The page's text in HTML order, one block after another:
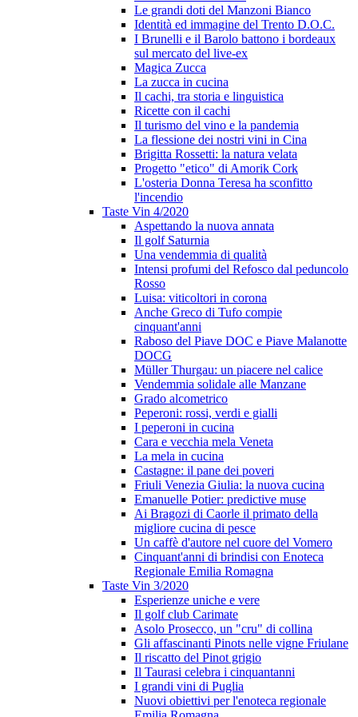
Le grandi doti del Manzoni Bianco
Identità ed immagine del Trento D.O.C.
I Brunelli e il Barolo battono i bordeaux
sul mercato del live-ex
Magica Zucca
La zucca in cucina
Il cachi, tra storia e linguistica
Ricette con il cachi
Il turismo del vino e la pandemia
La flessione dei nostri vini in Cina
Brigitta Rossetti: la natura velata
Progetto "etico" di Amorik Cork
L'osteria Donna Teresa ha sconfitto
l'incendio
Taste Vin 4/2020
Aspettando la nuova annata
Il golf Saturnia
Una vendemmia di qualità
Intensi profumi del Refosco dal peduncolo
Rosso
Luisa: viticoltori in corona
Anche Greco di Tufo compie
cinquant'anni
Raboso del Piave DOC e Piave Malanotte
DOCG
Müller Thurgau: un piacere nel calice
Vendemmia solidale alle Manzane
Grado alcometrico
Peperoni: rossi, verdi e gialli
I peperoni in cucina
Cara e vecchia mela Veneta
La mela in cucina
Castagne: il pane dei poveri
Friuli Venezia Giulia: la nuova cucina
Emanuelle Potier: predictive muse
Ai Bragozi di Caorle il primato della
migliore cucina di pesce
Un caffè d'autore nel cuore del Vomero
Cinquant'anni di brindisi con Enoteca
Regionale Emilia Romagna
Taste Vin 3/2020
Esperienze uniche e vere
Il golf club Carimate
Asolo Prosecco, un "cru" di collina
Gli affascinanti Pinots nelle vigne Friulane
Il riscatto del Pinot grigio
Il Taurasi celebra i cinquantanni
I grandi vini di Puglia
Nuovi obiettivi per l'enoteca regionale